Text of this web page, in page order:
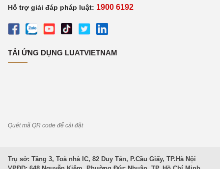
Hỗ trợ giải đáp pháp luật: 1900 6192
TẢI ỨNG DỤNG LUATVIETNAM
Quét mã QR code để cài đặt
Trụ sở: Tầng 3, Toà nhà IC, 82 Duy Tân, P.Cầu Giấy, TP.Hà Nội